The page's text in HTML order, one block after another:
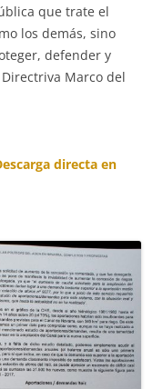
que trate el
los demás, sino
defender y
Marco del
directa en